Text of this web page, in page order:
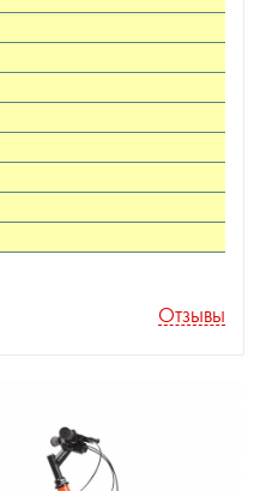
Отзывы